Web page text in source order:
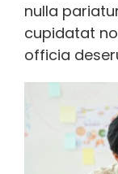
nulla
cupidatat
officia